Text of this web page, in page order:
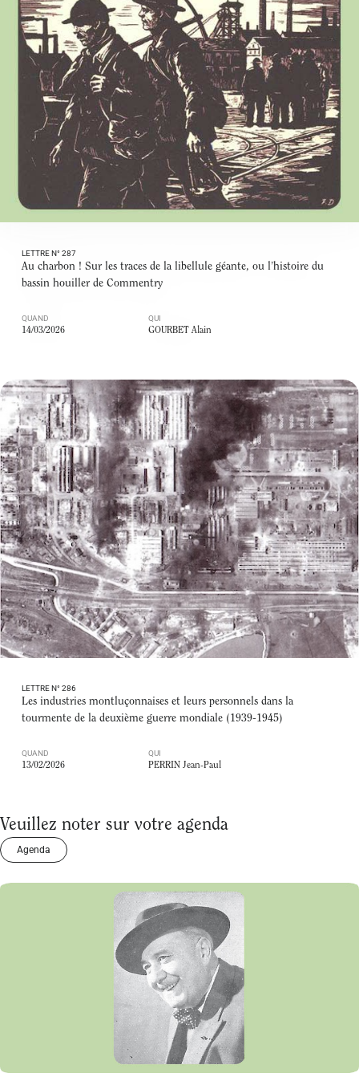
LETTRE N° 287
Au charbon ! Sur les traces de la libellule géante, ou l’histoire du
bassin houiller de Commentry
QUAND
14/03/2026
QUI
GOURBET Alain
LETTRE N° 286
Les industries montluçonnaises et leurs personnels dans la
tourmente de la deuxième guerre mondiale (1939-1945)
QUAND
13/02/2026
QUI
PERRIN Jean-Paul
Veuillez noter sur votre agenda
Agenda
BOIRON Michelle
Le 18/10/2026 à 15:00
Lire